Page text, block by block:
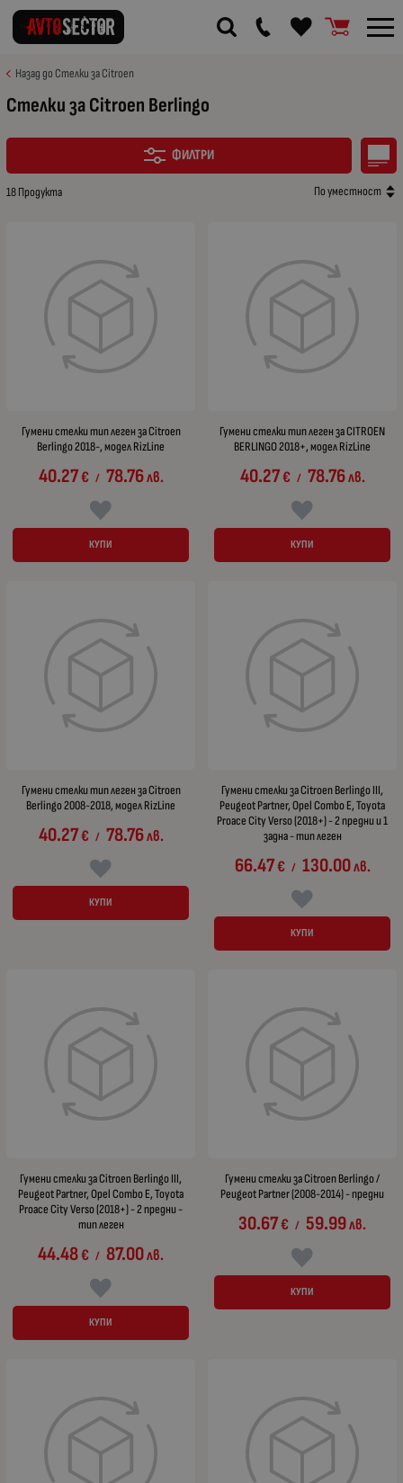
Назад до Стелки за Citroen
Стелки за Citroen Berlingo
ФИЛТРИ
18 Продукта По уместност
Гумени стелки тип леген за Citroen
Berlingo 2018-, модел RizLine
40.27€ / 78.76лв.
КУПИ
Гумени стелки тип леген за CITROEN
BERLINGO 2018+, модел RizLine
40.27€ / 78.76лв.
КУПИ
Гумени стелки тип леген за Citroen
Berlingo 2008-2018, модел RizLine
40.27€ / 78.76лв.
КУПИ
Гумени стелки за Citroen Berlingo III,
Peugeot Partner, Opel Combo E, Toyota
Proace City Verso (2018+) - 2 предни и 1
задна - тип леген
66.47€ / 130.00лв.
КУПИ
Гумени стелки за Citroen Berlingo III,
Peugeot Partner, Opel Combo E, Toyota
Proace City Verso (2018+) - 2 предни -
тип леген
44.48€ / 87.00лв.
КУПИ
Гумени стелки за Citroen Berlingo /
Peugeot Partner (2008-2014) - предни
30.67€ / 59.99лв.
КУПИ